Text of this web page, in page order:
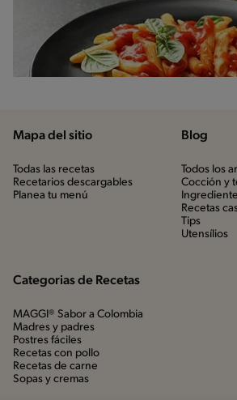
Mapa del sitio
Todas las recetas
Recetarios descargables
Planea tu menú
Blog
Todos los
Cocción y
Recetas
Tips
Utensílios
Categorias de Recetas
MAGGI® Sabor a Colombia
Madres y padres
Postres fáciles
Recetas con pollo
Recetas de carne
Sopas y cremas